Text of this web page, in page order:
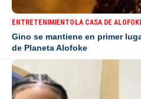
ENTRETENIMIENTOLA CASA DE
Gino se mantiene en primer
de Planeta Alofoke